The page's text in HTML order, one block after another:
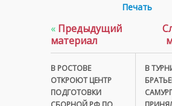
Печать
« Предыдущий
материал
В РОСТОВЕ
ОТКРОЮТ ЦЕНТР
ПОДГОТОВКИ
В